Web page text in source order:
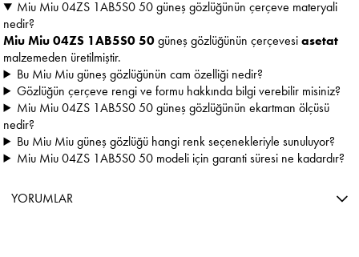
Miu Miu 04ZS 1AB5S0 50 güneş gözlüğünün çerçeve materyali
nedir?
Miu Miu 04ZS 1AB5S0 50güneş gözlüğünün çerçevesiasetat
malzemeden üretilmiştir.
Bu Miu Miu güneş gözlüğünün cam özelliği nedir?
Gözlüğün çerçeve rengi ve formu hakkında bilgi verebilir misiniz?
Miu Miu 04ZS 1AB5S0 50 güneş gözlüğünün ekartman ölçüsü
nedir?
Bu Miu Miu güneş gözlüğü hangi renk seçenekleriyle sunuluyor?
Miu Miu 04ZS 1AB5S0 50 modeli için garanti süresi ne kadardır?
YORUMLAR